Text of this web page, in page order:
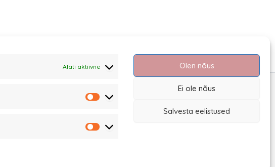
Alati aktiivne
Statistika
Turundus
Olen nõus
Ei ole nõus
Salvesta eelistused